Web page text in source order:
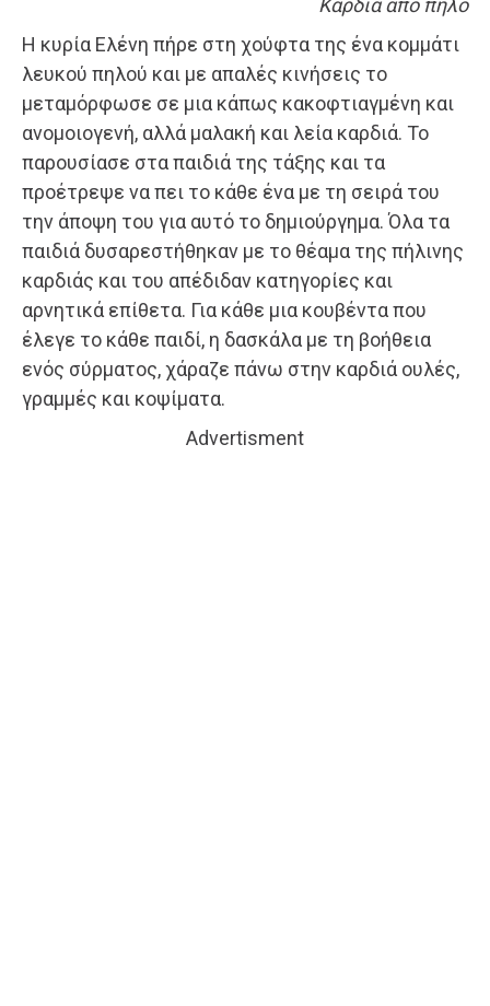
Καρδιά από πηλό
Η κυρία Ελένη πήρε στη χούφτα της ένα κομμάτι
λευκού πηλού και με απαλές κινήσεις το
μεταμόρφωσε σε μια κάπως κακοφτιαγμένη και
ανομοιογενή, αλλά μαλακή και λεία καρδιά. Το
παρουσίασε στα παιδιά της τάξης και τα
προέτρεψε να πει το κάθε ένα με τη σειρά του
την άποψη του για αυτό το δημιούργημα. Όλα τα
παιδιά δυσαρεστήθηκαν με το θέαμα της πήλινης
καρδιάς και του απέδιδαν κατηγορίες και
αρνητικά επίθετα. Για κάθε μια κουβέντα που
έλεγε το κάθε παιδί, η δασκάλα με τη βοήθεια
ενός σύρματος, χάραζε πάνω στην καρδιά ουλές,
γραμμές και κοψίματα.
Advertisment